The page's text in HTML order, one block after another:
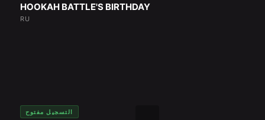
HOOKAH BATTLE'S BIRTHDAY
RU
التسجيل مفتوح